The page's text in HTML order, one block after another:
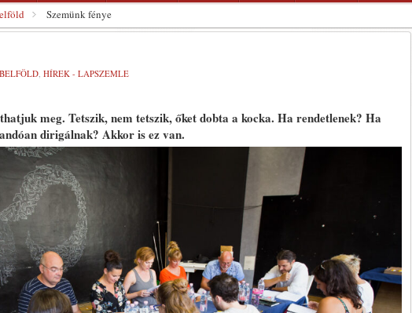
Szemünk fénye
BELFÖLD, HÍREK - LAPSZEMLE
meg. Tetszik, nem tetszik, őket dobta a kocka. Ha rendetlenek? Ha
dirigálnak? Akkor is ez van.